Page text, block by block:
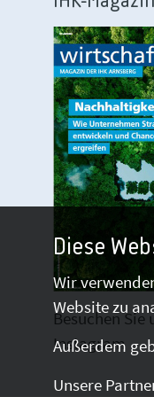
Besuchen
Instagram
Diese
Wir
Website zu
Außerdem
Unsere